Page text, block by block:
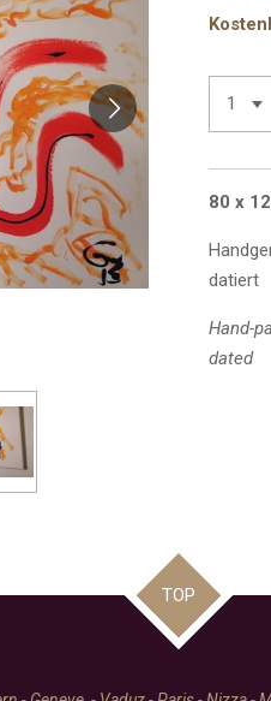
80 x
datiert
Hand-
dated
TOP